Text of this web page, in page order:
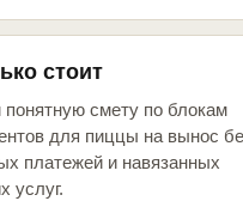
стоит
смету по блокам
для пиццы на вынос
платежей и навязанных
услуг.